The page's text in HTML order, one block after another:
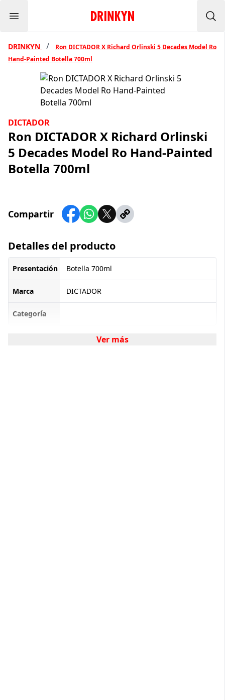
Menu Inicio Drinkyn
DRINKYN /
Ron DICTADOR X Richard Orlinski 5 Decades Model Ro
Hand-Painted Botella 700ml
DICTADOR
Ron DICTADOR X Richard Orlinski
5 Decades Model Ro Hand-Painted
Botella 700ml
Compartir
Detalles del producto
Presentación Botella 700ml
Marca DICTADOR
Categoría
Ver más